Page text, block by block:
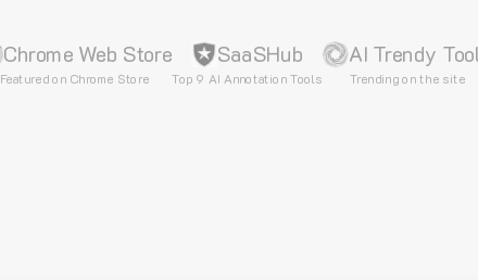
Chrome Web Store
Featured on Chrome Store
SaaSHub
Top 9 AI Annotation Tools
AI Trendy
Trending on the site